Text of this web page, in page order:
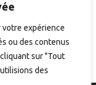
votre expérience
ou des contenus
sur "Tout
des